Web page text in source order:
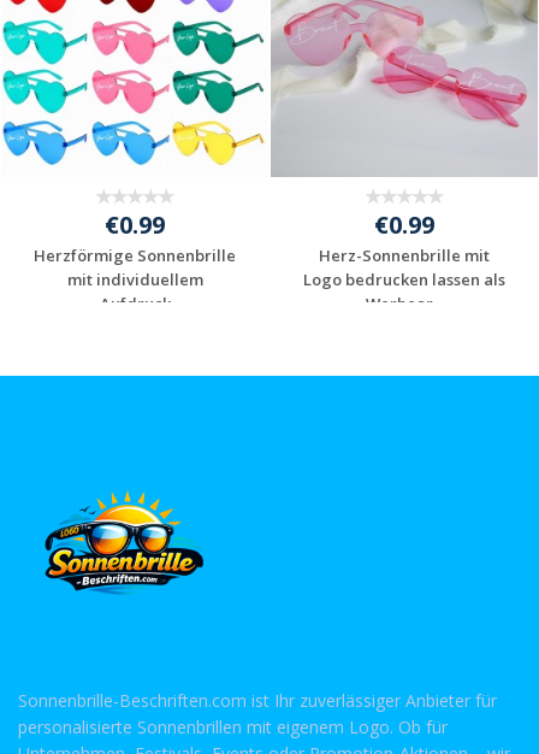
€0.99
Herzförmige Sonnenbrille
mit individuellem
Aufdruck
€0.99
Herz-Sonnenbrille mit
Logo bedrucken lassen als
Werbear...
Sonnenbrille-Beschriften.com ist Ihr zuverlässiger Anbieter für
personalisierte Sonnenbrillen mit eigenem Logo. Ob für